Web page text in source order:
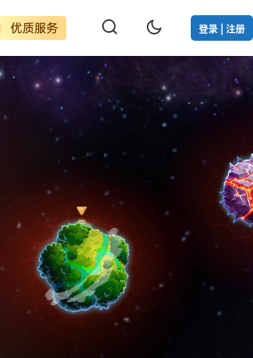
优质服务 登录 | 注册